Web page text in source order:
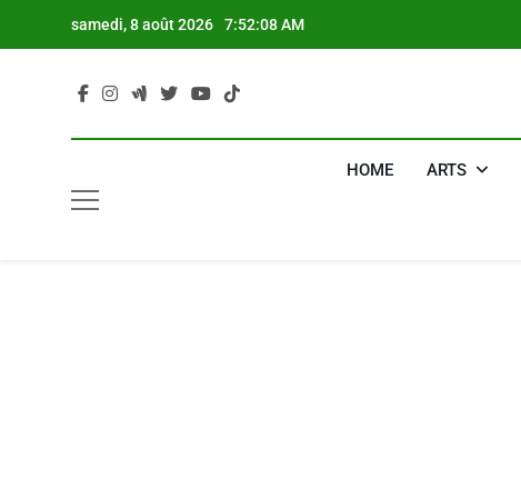
samedi, 8 août 2026 7:52:09 AM
HOME ARTS